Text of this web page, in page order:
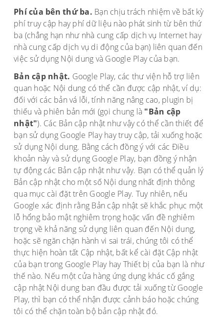
Phí của bên thứ ba. Bạn chịu trách nhiệm về bất kỳ
phí truy cập hay phí dữ liệu nào phát sinh từ bên thứ
ba (chẳng hạn như nhà cung cấp dịch vụ Internet hay
nhà cung cấp dịch vụ di động của bạn) liên quan đến
việc sử dụng Nội dung và Google Play của bạn.
Bản cập nhật. Google Play, các thư viện hỗ trợ liên
quan hoặc Nội dung có thể cần được cập nhật, ví dụ:
đối với các bản vá lỗi, tính năng nâng cao, plugin bị
thiếu và phiên bản mới (gọi chung là "Bản cập
nhật"). Các Bản cập nhật như vậy có thể cần thiết để
bạn sử dụng Google Play hay truy cập, tải xuống hoặc
sử dụng Nội dung. Bằng cách đồng ý với các Điều
khoản này và sử dụng Google Play, bạn đồng ý nhận
tự động các Bản cập nhật như vậy. Bạn có thể quản lý
Bản cập nhật cho một số Nội dung nhất định thông
qua mục cài đặt trên Google Play. Tuy nhiên, nếu
Google xác định rằng Bản cập nhật sẽ khắc phục một
lỗ hổng bảo mật nghiêm trọng hoặc vấn đề nghiêm
trọng về khả năng sử dụng liên quan đến Nội dung,
hoặc sẽ ngăn chặn hành vi sai trái, chúng tôi có thể
thực hiện hoàn tất Cập nhật, bất kể cài đặt Cập nhật
của bạn trong Google Play hay Thiết bị của bạn là như
thế nào. Nếu một cửa hàng ứng dụng khác cố gắng
cập nhật Nội dung ban đầu được tải xuống từ Google
Play, thì bạn có thể nhận được cảnh báo hoặc chúng
tôi có thể chặn toàn bộ bản cập nhật đó.